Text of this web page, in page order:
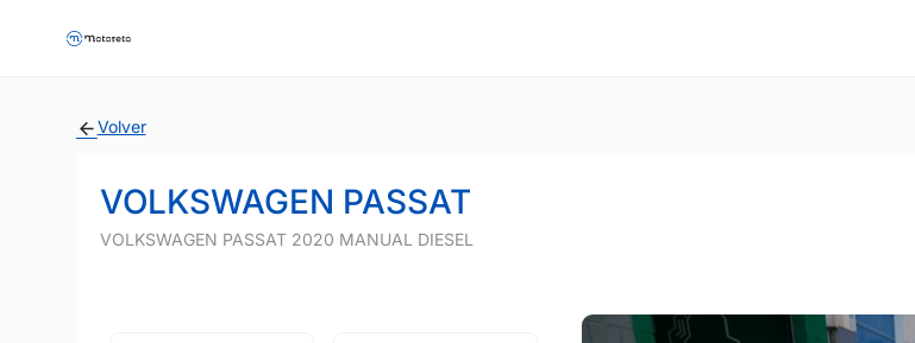
Volver
VOLKSWAGEN PASSAT
VOLKSWAGEN PASSAT 2020 MANUAL DIESEL